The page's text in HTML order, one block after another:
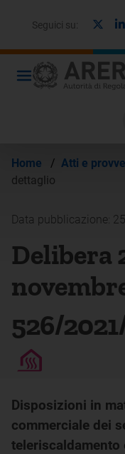
Seguici su:
Home / Atti e
dettaglio
Data pubblicazione:
Delibera
526/
Disposizioni in
commerciale dei
teleriscaldamento